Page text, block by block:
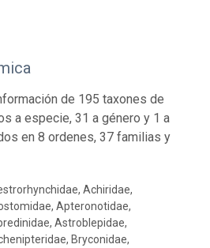
de 195 taxones de
a especie, 31 a género y 1 a
en 8 ordenes, 37 familias y
Achiridae,
Apteronotidae,
Astroblepidae,
Bryconidae,